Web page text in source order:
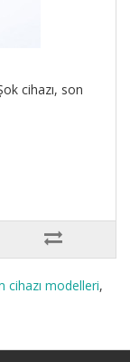
cihazı, son
cihazı modelleri,